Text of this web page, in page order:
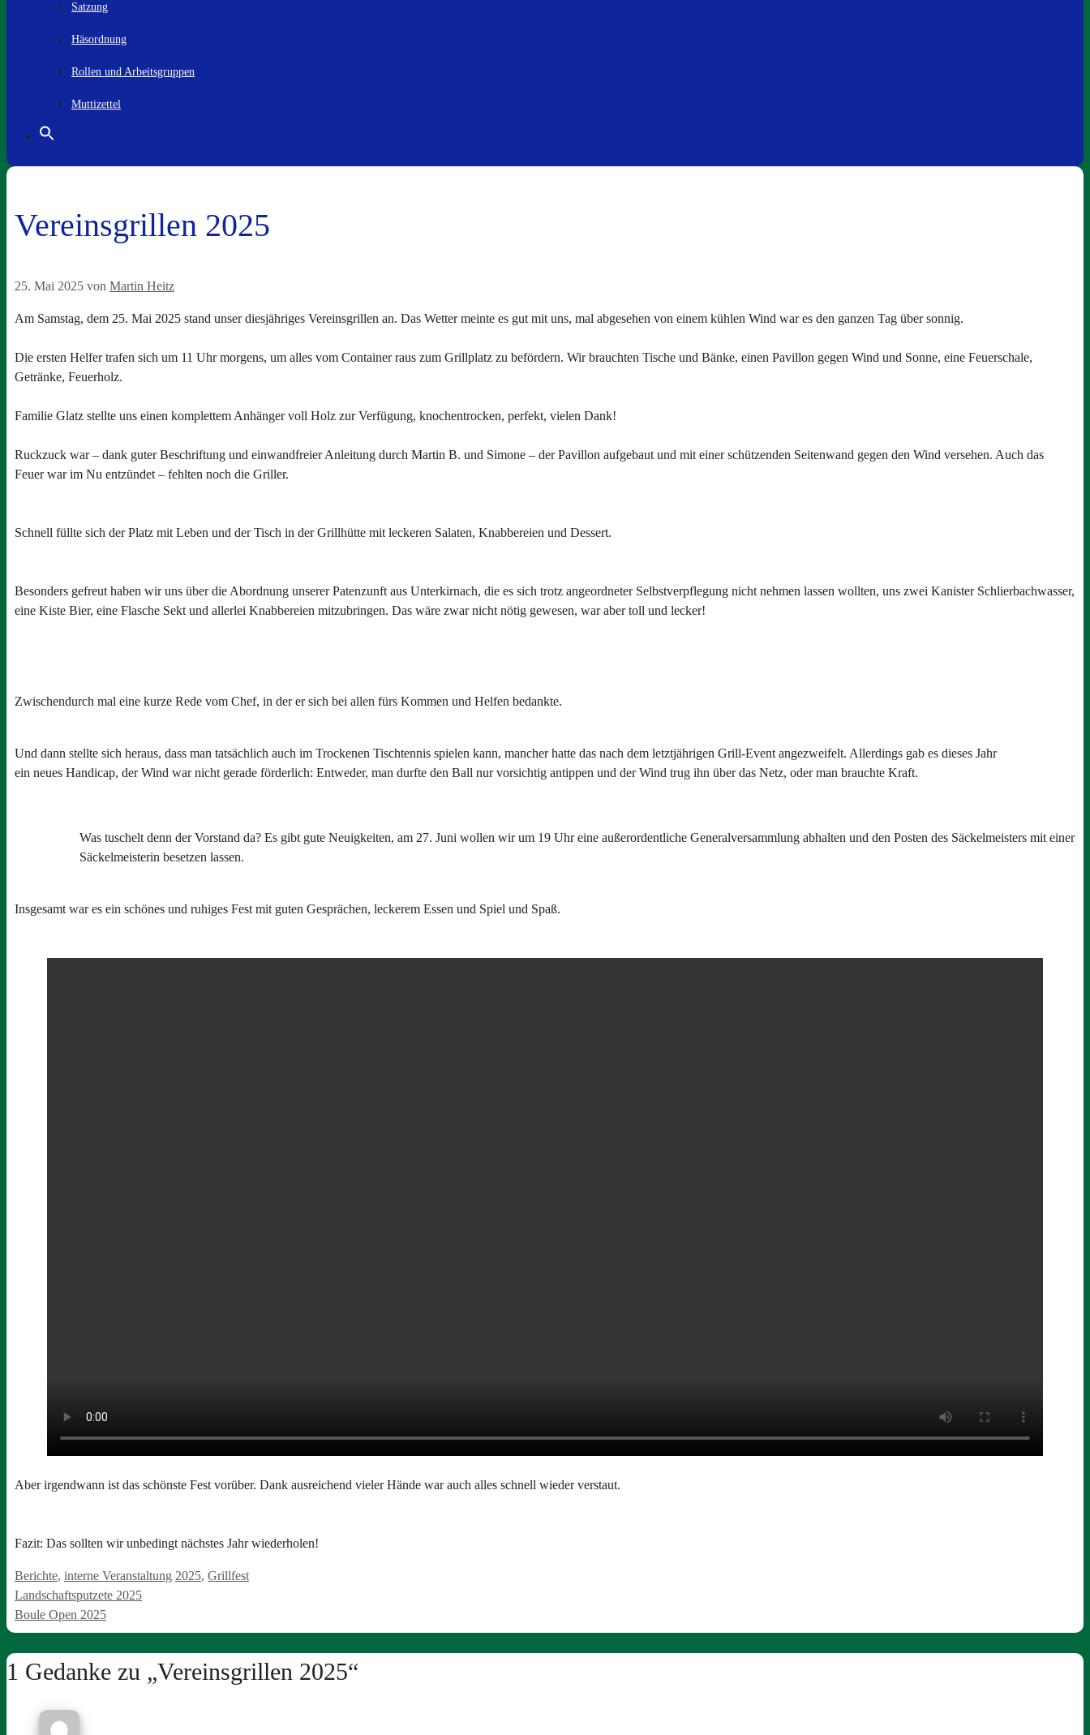
Satzung
Häsordnung
Rollen und Arbeitsgruppen
Muttizettel
Vereinsgrillen 2025
25. Mai 2025 von Martin Heitz
Am Samstag, dem 25. Mai 2025 stand unser diesjähriges Vereinsgrillen an. Das Wetter meinte es gut mit uns, mal abgesehen von einem kühlen Wind war es den ganzen Tag über sonnig.
Die ersten Helfer trafen sich um 11 Uhr morgens, um alles vom Container raus zum Grillplatz zu befördern. Wir brauchten Tische und Bänke, einen Pavillon gegen Wind und Sonne, eine Feuerschale,
Getränke, Feuerholz.
Familie Glatz stellte uns einen komplettem Anhänger voll Holz zur Verfügung, knochentrocken, perfekt, vielen Dank!
Ruckzuck war – dank guter Beschriftung und einwandfreier Anleitung durch Martin B. und Simone – der Pavillon aufgebaut und mit einer schützenden Seitenwand gegen den Wind versehen. Auch das
Feuer war im Nu entzündet – fehlten noch die Griller.
Schnell füllte sich der Platz mit Leben und der Tisch in der Grillhütte mit leckeren Salaten, Knabbereien und Dessert.
Besonders gefreut haben wir uns über die Abordnung unserer Patenzunft aus Unterkirnach, die es sich trotz angeordneter Selbstverpflegung nicht nehmen lassen wollten, uns zwei Kanister Schlierbachwasser,
eine Kiste Bier, eine Flasche Sekt und allerlei Knabbereien mitzubringen. Das wäre zwar nicht nötig gewesen, war aber toll und lecker!
Zwischendurch mal eine kurze Rede vom Chef, in der er sich bei allen fürs Kommen und Helfen bedankte.
Und dann stellte sich heraus, dass man tatsächlich auch im Trockenen Tischtennis spielen kann, mancher hatte das nach dem letztjährigen Grill-Event angezweifelt. Allerdings gab es dieses Jahr
ein neues Handicap, der Wind war nicht gerade förderlich: Entweder, man durfte den Ball nur vorsichtig antippen und der Wind trug ihn über das Netz, oder man brauchte Kraft.
Was tuschelt denn der Vorstand da? Es gibt gute Neuigkeiten, am 27. Juni wollen wir um 19 Uhr eine außerordentliche Generalversammlung abhalten und den Posten des Säckelmeisters mit einer
Säckelmeisterin besetzen lassen.
Insgesamt war es ein schönes und ruhiges Fest mit guten Gesprächen, leckerem Essen und Spiel und Spaß.
Aber irgendwann ist das schönste Fest vorüber. Dank ausreichend vieler Hände war auch alles schnell wieder verstaut.
Fazit: Das sollten wir unbedingt nächstes Jahr wiederholen!
Kategorien
Berichte, interne Veranstaltung Schlagwörter
2025, Grillfest
Landschaftsputzete 2025
Boule Open 2025
1 Gedanke zu „Vereinsgrillen 2025“